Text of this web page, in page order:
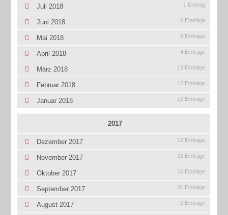
Juli 2018 1 Eintrag
Juni 2018 6 Einträge
Mai 2018 8 Einträge
April 2018 4 Einträge
März 2018 19 Einträge
Februar 2018 12 Einträge
Januar 2018 12 Einträge
2017
Dezember 2017 12 Einträge
November 2017 22 Einträge
Oktober 2017 16 Einträge
September 2017 11 Einträge
August 2017 2 Einträge